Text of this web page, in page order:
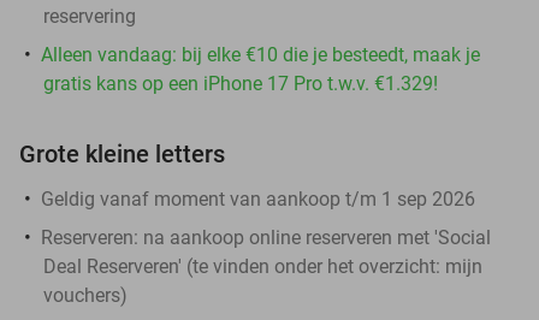
reservering
Alleen vandaag: bij elke €10 die je besteedt, maak je
gratis kans op een iPhone 17 Pro t.w.v. €1.329!
Grote kleine letters
Geldig vanaf moment van aankoop t/m 1 sep 2026
Reserveren: na aankoop online reserveren met 'Social
Deal Reserveren' (te vinden onder het overzicht: mijn
vouchers)